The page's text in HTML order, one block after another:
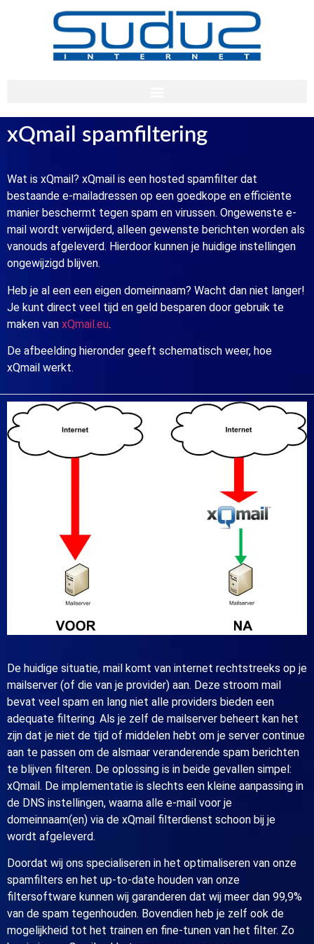
xQmail spamfiltering
Wat is xQmail? xQmail is een hosted spamfilter dat
bestaande e-mailadressen op een goedkope en efficiënte
manier beschermt tegen spam en virussen. Ongewenste e-
mail wordt verwijderd, alleen gewenste berichten worden als
vanouds afgeleverd. Hierdoor kunnen je huidige instellingen
ongewijzigd blijven.
Heb je al een een eigen domeinnaam? Wacht dan niet langer!
Je kunt direct veel tijd en geld besparen door gebruik te
maken van xQmail.eu.
De afbeelding hieronder geeft schematisch weer, hoe
xQmail werkt.
De huidige situatie, mail komt van internet rechtstreeks op je
mailserver (of die van je provider) aan. Deze stroom mail
bevat veel spam en lang niet alle providers bieden een
adequate filtering. Als je zelf de mailserver beheert kan het
zijn dat je niet de tijd of middelen hebt om je server continue
aan te passen om de alsmaar veranderende spam berichten
te blijven filteren. De oplossing is in beide gevallen simpel:
xQmail. De implementatie is slechts een kleine aanpassing in
de DNS instellingen, waarna alle e-mail voor je
domeinnaam(en) via de xQmail filterdienst schoon bij je
wordt afgeleverd.
Doordat wij ons specialiseren in het optimaliseren van onze
spamfilters en het up-to-date houden van onze
filtersoftware kunnen wij garanderen dat wij meer dan 99,9%
van de spam tegenhouden. Bovendien heb je zelf ook de
mogelijkheid tot het trainen en fine-tunen van het filter. Zo